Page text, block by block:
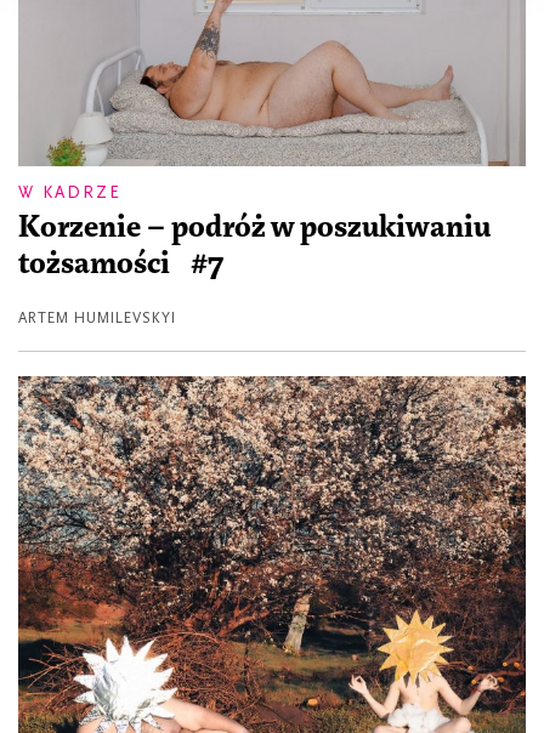
W KADRZE
Korzenie – podróż w poszukiwaniu
tożsamości #7
ARTEM HUMILEVSKYI